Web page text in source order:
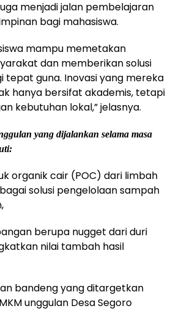
menjadi jalan pembelajaran
bagi mahasiswa.
mampu memetakan
dan memberikan solusi
tepat guna. Inovasi yang mereka
hanya bersifat akademis, tetapi
kebutuhan lokal,” jelasnya.
yang dijalankan selama masa
organik cair (POC) dari limbah
solusi pengelolaan sampah
berupa nugget dari duri
nilai tambah hasil
bandeng yang ditargetkan
unggulan Desa Segoro